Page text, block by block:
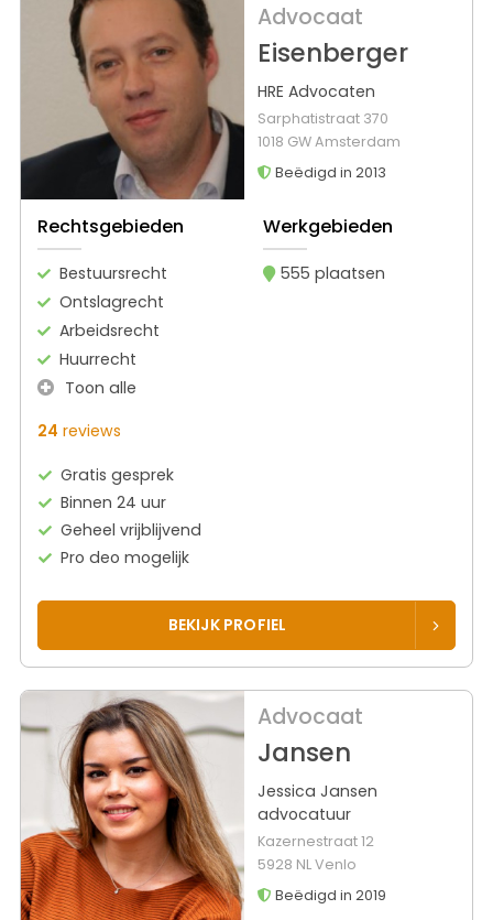
Advocaat
Eisenberger
HRE Advocaten
Sarphatistraat 370
1018 GW Amsterdam
Beëdigd in 2013
Rechtsgebieden
Bestuursrecht
Ontslagrecht
Arbeidsrecht
Huurrecht
Toon alle
Werkgebieden
555 plaatsen
24 reviews
Gratis gesprek
Binnen 24 uur
Geheel vrijblijvend
Pro deo mogelijk
BEKIJK PROFIEL
Advocaat
Jansen
Jessica Jansen
advocatuur
Kazernestraat 12
5928 NL Venlo
Beëdigd in 2019